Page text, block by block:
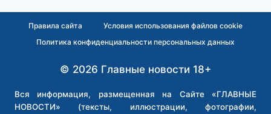
ИЗ
РОССИИ
ДИСКРИМИНАЦИЮ
Правила сайта
Условия использования файлов cookie
Политика конфиденциальности персональных данных
© 2026 Главные новости 18+
Вся информация, размещенная на Сайте «ГЛАВНЫЕ
НОВОСТИ» (тексты, иллюстрации, фотографии,